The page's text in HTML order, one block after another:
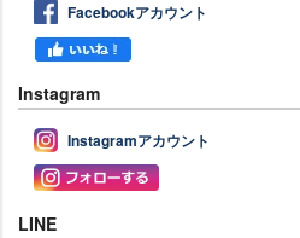
Facebookアカウント
Instagram
Instagramアカウント
LINE